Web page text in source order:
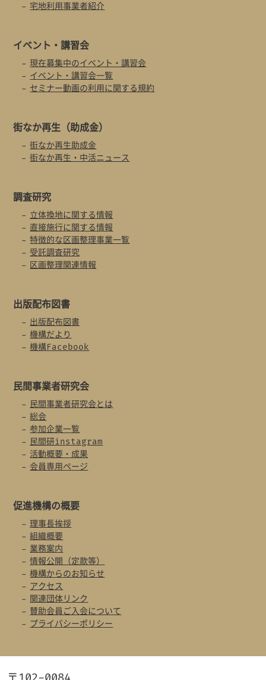
宅地利用事業者紹介
イベント・講習会
現在募集中のイベント・講習会
イベント・講習会一覧
セミナー動画の利用に関する規約
街なか再生 （助成金）
街なか再生助成金
街なか再生・中活ニュース
調査研究
立体換地に関する情報
直接施行に関する情報
特徴的な区画整理事業一覧
受託調査研究
区画整理関連情報
出版配布図書
出版配布図書
機構だより
機構Facebook
民間事業者研究会
民間事業者研究会とは
総会
参加企業一覧
民間研instagram
活動概要・成果
会員専用ページ
促進機構の概要
理事長挨拶
組織概要
業務案内
情報公開（定款等）
機構からのお知らせ
アクセス
関連団体リンク
賛助会員ご入会について
プライバシーポリシー